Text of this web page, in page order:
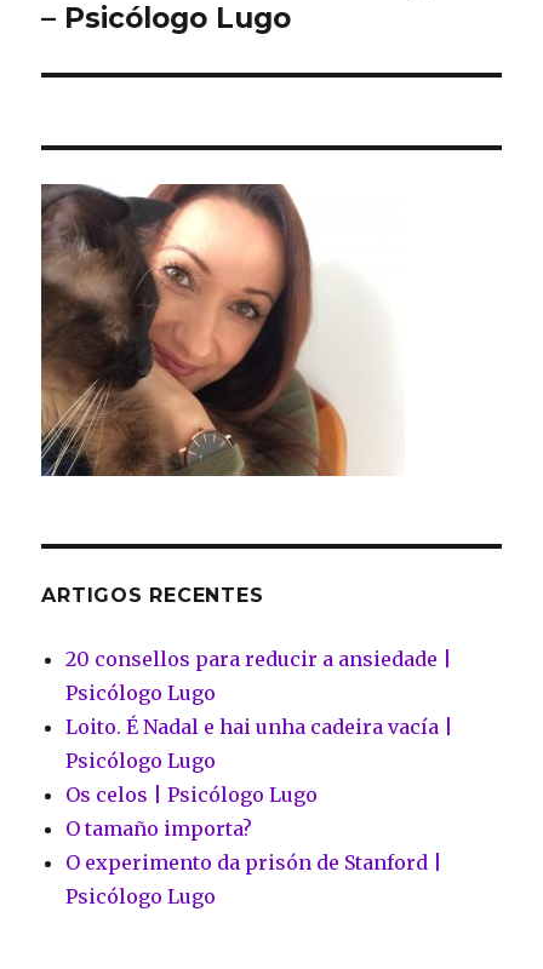
Seguinte:
– Psicólogo Lugo
ARTIGOS RECENTES
20 consellos para reducir a ansiedade |
Psicólogo Lugo
Loito. É Nadal e hai unha cadeira vacía |
Psicólogo Lugo
Os celos | Psicólogo Lugo
O tamaño importa?
O experimento da prisón de Stanford |
Psicólogo Lugo